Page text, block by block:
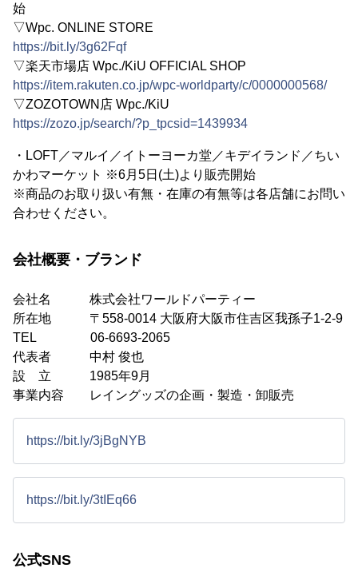
始
▽Wpc. ONLINE STORE
https://bit.ly/3g62Fqf
▽楽天市場店 Wpc./KiU OFFICIAL SHOP
https://item.rakuten.co.jp/wpc-worldparty/c/0000000568/
▽ZOZOTOWN店 Wpc./KiU
https://zozo.jp/search/?p_tpcsid=1439934
・LOFT／マルイ／イトーヨーカ堂／キデイランド／ちい
かわマーケット ※6月5日(土)より販売開始
※商品のお取り扱い有無・在庫の有無等は各店舗にお問い
合わせください。
会社概要・ブランド
会社名 株式会社ワールドパーティー
所在地 〒558-0014 大阪府大阪市住吉区我孫子1-2-9
TEL 06-6693-2065
代表者 中村 俊也
設 立 1985年9月
事業内容 レイングッズの企画・製造・卸販売
https://bit.ly/3jBgNYB
https://bit.ly/3tIEq66
公式SNS